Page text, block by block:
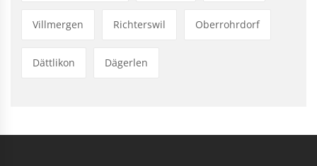
Villmergen Richterswil Oberrohrdorf
Dättlikon Dägerlen